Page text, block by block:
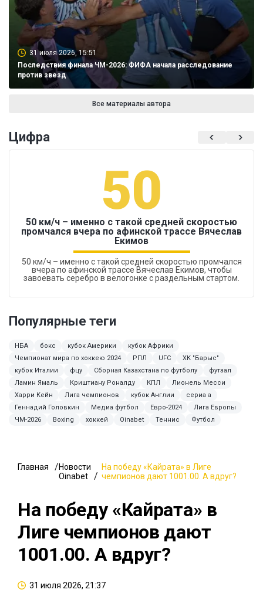
31 июля 2026, 15:51
Последствия финала ЧМ-2026: ФИФА начала расследование
против звезд
Все материалы автора
Цифра
50
50 км/ч – именно с такой средней скоростью
промчался вчера по афинской трассе Вячеслав
Екимов
50 км/ч – именно с такой средней скоростью промчался
вчера по афинской трассе Вячеслав Екимов, чтобы
завоевать серебро в велогонке с раздельным стартом.
Популярные теги
НБА бокс кубок Америки
кубок Африки
Чемпионат мира по хоккею 2024
РПЛ UFC
ХК "Барыс"
кубок Италии
фцу Сборная Казахстана по футболу
футзал
Ламин Ямаль
Криштиану Роналду КПЛ
Лионель Месси
Харри Кейн
Лига чемпионов кубок Англии
сериа а
Геннадий Головкин
Медиа футбол Евро-2024
Лига Европы
ЧМ-2026
Boxing хоккей Oinabet Теннис Футбол
Главная
Новости
Oinabet
На победу «Кайрата» в Лиге
чемпионов дают 1001.00. А вдруг?
На победу «Кайрата» в
Лиге чемпионов дают
1001.00. А вдруг?
31 июля 2026, 21:37